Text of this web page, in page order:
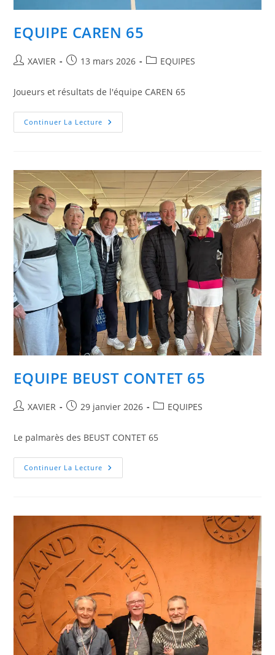
EQUIPE CAREN 65
Auteur/autrice
publication :
XAVIER
Publication
13 mars 2026
PostEQUIPES
Joueurs et résultats de l'équipe CAREN 65
Continuer La Lecture EQUIPE
CAREN
EQUIPE BEUST CONTET 65
Auteur/autrice
la
publication :
XAVIER
Publication
29 janvier 2026
PostEQUIPES
Le palmarès des BEUST CONTET 65
Continuer La Lecture EQUIPE
BEUST